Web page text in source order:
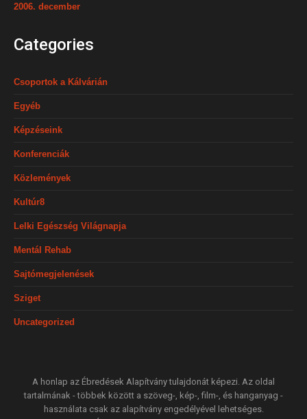
2006. december
Categories
Csoportok a Kálvárián
Egyéb
Képzéseink
Konferenciák
Közlemények
Kultúr8
Lelki Egészség Világnapja
Mentál Rehab
Sajtómegjelenések
Sziget
Uncategorized
A honlap az Ébredések Alapítvány tulajdonát képezi. Az oldal
tartalmának - többek között a szöveg-, kép-, film-, és hanganyag -
használata csak az alapítvány engedélyével lehetséges.